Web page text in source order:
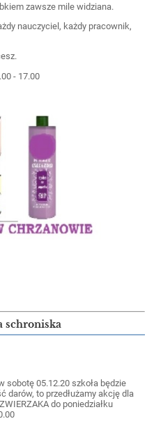
zawsze mile widziana.
nauczyciel, każdy pracownik,
- 17.00
schroniska
sobotę 05.12.20 szkoła będzie
darów, to przedłużamy akcję dla
do poniedziałku